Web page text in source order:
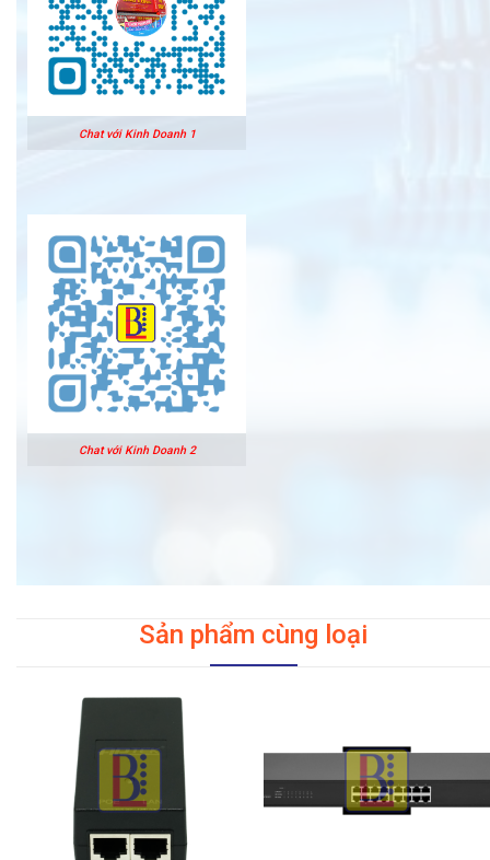
Chat với Kinh Doanh 1
Chat với Kinh Doanh 2
Sản phẩm cùng loại